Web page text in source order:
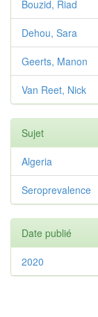
Bouzid, Riad
Dehou, Sara
Geerts, Manon
Van Reet, Nick
Sujet
Algeria
Seroprevalence
Date publié
2020